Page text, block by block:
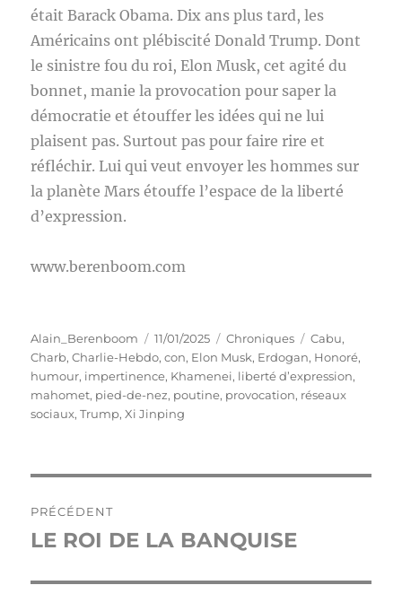
était Barack Obama. Dix ans plus tard, les
Américains ont plébiscité Donald Trump. Dont
le sinistre fou du roi, Elon Musk, cet agité du
bonnet, manie la provocation pour saper la
démocratie et étouffer les idées qui ne lui
plaisent pas. Surtout pas pour faire rire et
réfléchir. Lui qui veut envoyer les hommes sur
la planète Mars étouffe l’espace de la liberté
d’expression.
www.berenboom.com
Auteur
Alain_Berenboom
Publié
le
11/01/2025 Catégories
Chroniques Étiquettes
Cabu,
Charb,Charlie-Hebdo,con, Elon Musk, Erdogan, Honoré,
humour, impertinence, Khamenei, liberté d’expression,
mahomet, pied-de-nez, poutine, provocation, réseaux
sociaux,Trump,Xi Jinping
de
PRÉCÉDENT
Publication
LE ROI DE LA BANQUISE